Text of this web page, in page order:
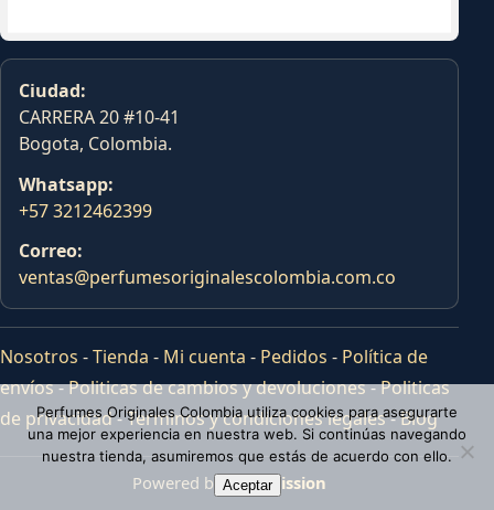
Ciudad:
CARRERA 20 #10-41
Bogota, Colombia.
Whatsapp:
+57 3212462399
Correo:
ventas@perfumesoriginalescolombia.com.co
Nosotros -Tienda - Mi cuenta - Pedidos - Política de
envíos-Politicas de cambios y devoluciones-Politicas
de privacidad-Terminos y condiciones legales-Blog
Powered byTras Mission
Perfumes Originales Colombia utiliza cookies para asegurarte
una mejor experiencia en nuestra web. Si continúas navegando
nuestra tienda, asumiremos que estás de acuerdo con ello.
Aceptar